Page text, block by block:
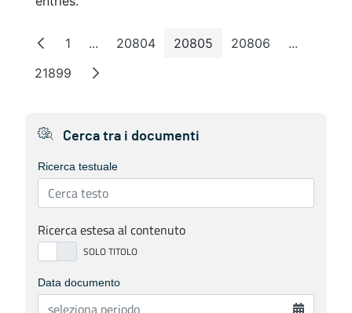
Page
1 ...Intermediate Pages
Page
20804 Page
20805 Page
20806 ...
Page
21899
Cerca tra i documenti
Ricerca testuale
Ricerca estesa al contenuto
Data documento